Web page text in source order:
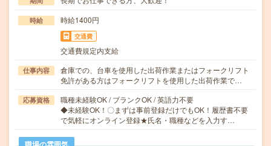
時給 時給1400円
交通費
交通費規定内支給
仕事内容
倉庫での、台車を使用した出荷作業またはフォークリフト
免許がある方はフォークリフトを使用した出荷作業で…
応募資格
職種未経験OK / ブランクOK / 英語力不要
◆未経験OK！〇まずは事前登録だけでもOK！履歴書不要
で気軽にオンライン登録★氏名・職種などを入力す…